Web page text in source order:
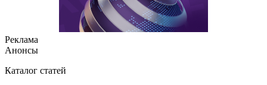
Реклама
Анонсы
Каталог статей